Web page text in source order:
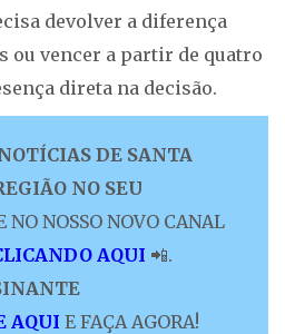
devolver a diferença
ou vencer a partir de quatro
direta na decisão.
DE SANTA
NO SEU
NO NOSSO NOVO CANAL
AQUI 📲.
AQUI E FAÇA AGORA!